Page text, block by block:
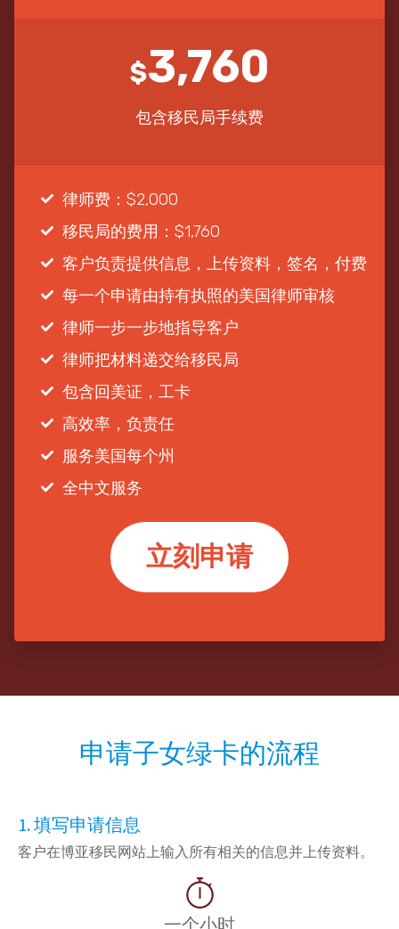
$3,760
包含移民局手续费
律师费：$2,000
移民局的费用：$1,760
客户负责提供信息，上传资料，签名，付费
每一个申请由持有执照的美国律师审核
律师一步一步地指导客户
律师把材料递交给移民局
包含回美证，工卡
高效率，负责任
服务美国每个州
全中文服务
立刻申请
申请子女绿卡的流程
1. 填写申请信息
客户在博亚移民网站上输入所有相关的信息并 上传资料。
一个小时